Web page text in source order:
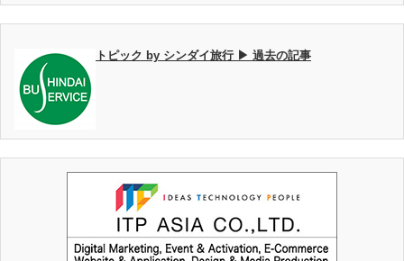
トピック by シンダイ旅行 ▶ 過去の記事